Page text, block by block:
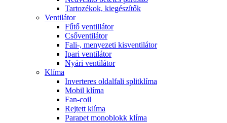
Tartozékok, kiegészítők
Ventilátor
Fűtő ventillátor
Csőventilátor
Fali-, menyezeti kisventilátor
Ipari ventilátor
Nyári ventilátor
Klíma
Inverteres oldalfali splitklíma
Mobil klíma
Fan-coil
Rejtett klíma
Parapet monoblokk klíma